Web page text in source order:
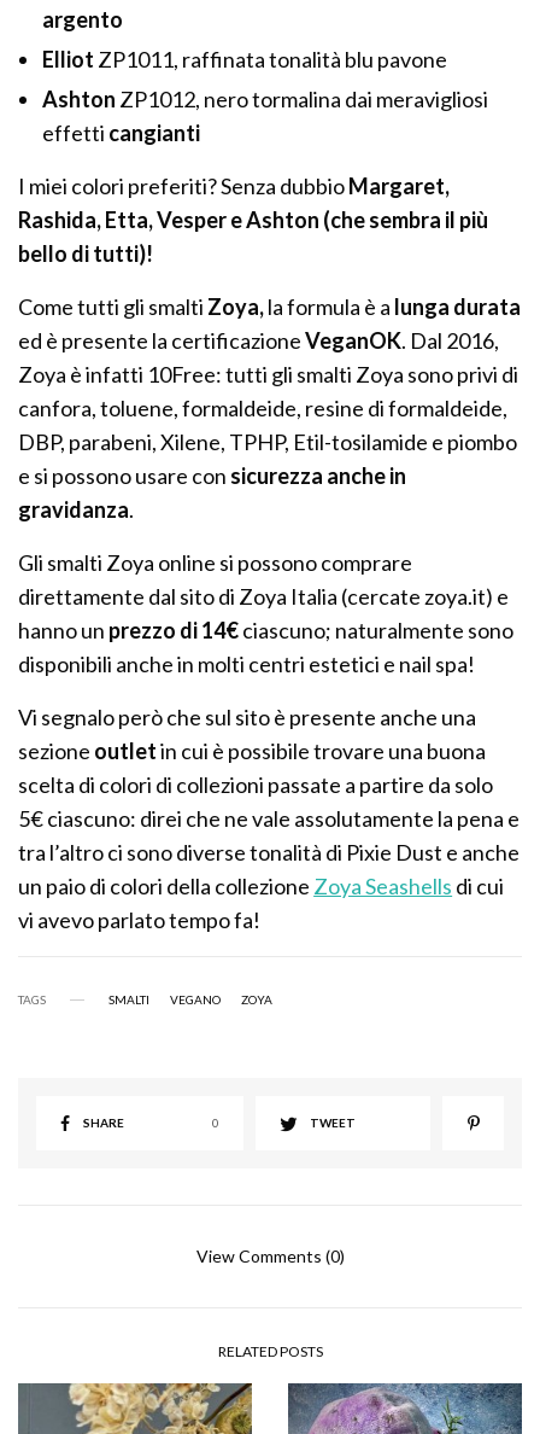
argento
Elliot ZP1011, raffinata tonalità blu pavone
Ashton ZP1012, nero tormalina dai meravigliosi
effetti cangianti
I miei colori preferiti? Senza dubbioMargaret,
Rashida, Etta, Vesper e Ashton (che sembra il più
bello di tutti)!
Come tutti gli smalti Zoya,la formula è a lunga durata
ed è presente la certificazioneVeganOK. Dal 2016,
Zoya è infatti 10Free: tutti gli smalti Zoya sono privi di
canfora, toluene, formaldeide, resine di formaldeide,
DBP, parabeni, Xilene, TPHP, Etil-tosilamide e piombo
e si possono usare con sicurezza anche in
gravidanza.
Gli smalti Zoya online si possono comprare
direttamente dal sito di Zoya Italia (cercate zoya.it) e
hanno un prezzo di 14€ciascuno; naturalmente sono
disponibili anche in molti centri estetici e nail spa!
Vi segnalo però che sul sito è presente anche una
sezione outletin cui è possibile trovare una buona
scelta di colori di collezioni passate a partire da solo
5€ ciascuno: direi che ne vale assolutamente la pena e
tra l’altro ci sono diverse tonalità di Pixie Dust e anche
un paio di colori della collezione Zoya Seashells di cui
vi avevo parlato tempo fa!
TAGS SMALTI VEGANO ZOYA
SHARE 0 TWEET
View Comments (0)
RELATED POSTS